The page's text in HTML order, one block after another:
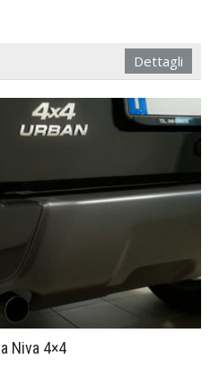
Dettagli
Niva 4×4